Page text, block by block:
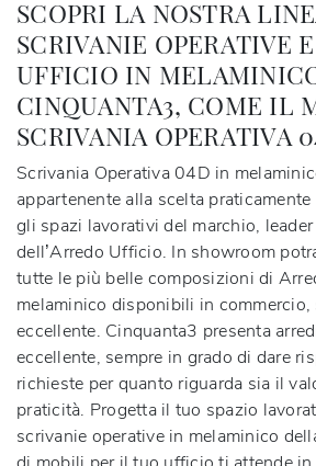
SCOPRI LA NOSTRA
SCRIVANIE OPERATIVE
UFFICIO IN
CINQUANTA3, COME IL
SCRIVANIA OPERATIVA
Scrivania Operativa 04D in
appartenente alla scelta
gli spazi lavorativi del marchio,
dell’Arredo Ufficio. In showroom
tutte le più belle composizioni di
melaminico disponibili in commercio,
eccellente. Cinquanta3 presenta
eccellente, sempre in grado di dare
richieste per quanto riguarda sia il
praticità. Progetta il tuo spazio
scrivanie operative in melaminico